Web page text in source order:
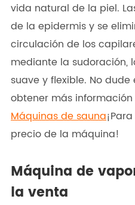
vida natural de la piel.
de la epidermis y se
circulación de los
mediante la sudoración,
suave y flexible. No
obtener más
Máquinas de sauna
precio de la máquina!
Máquina de
la venta